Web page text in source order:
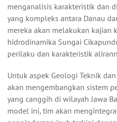
menganalisis karakteristik dan
yang kompleks antara Danau
mereka akan melakukan kajian
hidrodinamika Sungai
perilaku dan karakteristik
Untuk aspek Geologi Teknik
akan mengembangkan sistem
yang canggih di wilayah Jawa
model ini, tim akan